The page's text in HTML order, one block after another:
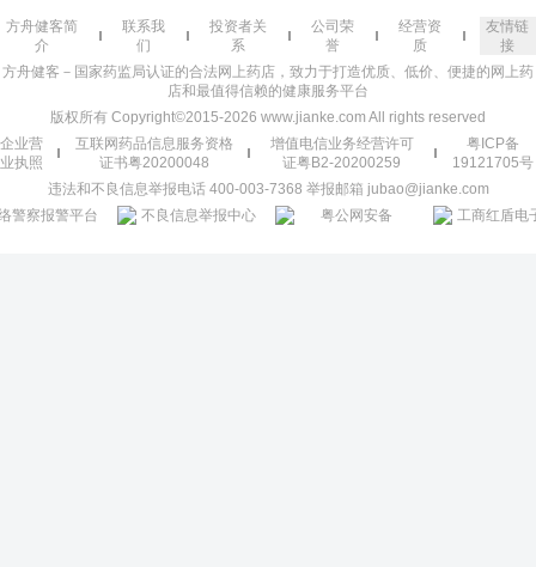
方舟健客简
介
联系我
们
投资者关
系
公司荣
誉
经营资
质
友情链
接
方舟健客－国家药监局认证的合法网上药店，致力于打造优质、低价、便捷的网上药
店和最值得信赖的健康服务平台
版权所有 Copyright©2015-2026 www.jianke.com All rights reserved
企业营
业执照
互联网药品信息服务资格
证书粤20200048
增值电信业务经营许可
证粤B2-20200259
粤ICP备
19121705号
违法和不良信息举报电话 400-003-7368 举报邮箱 jubao@jianke.com